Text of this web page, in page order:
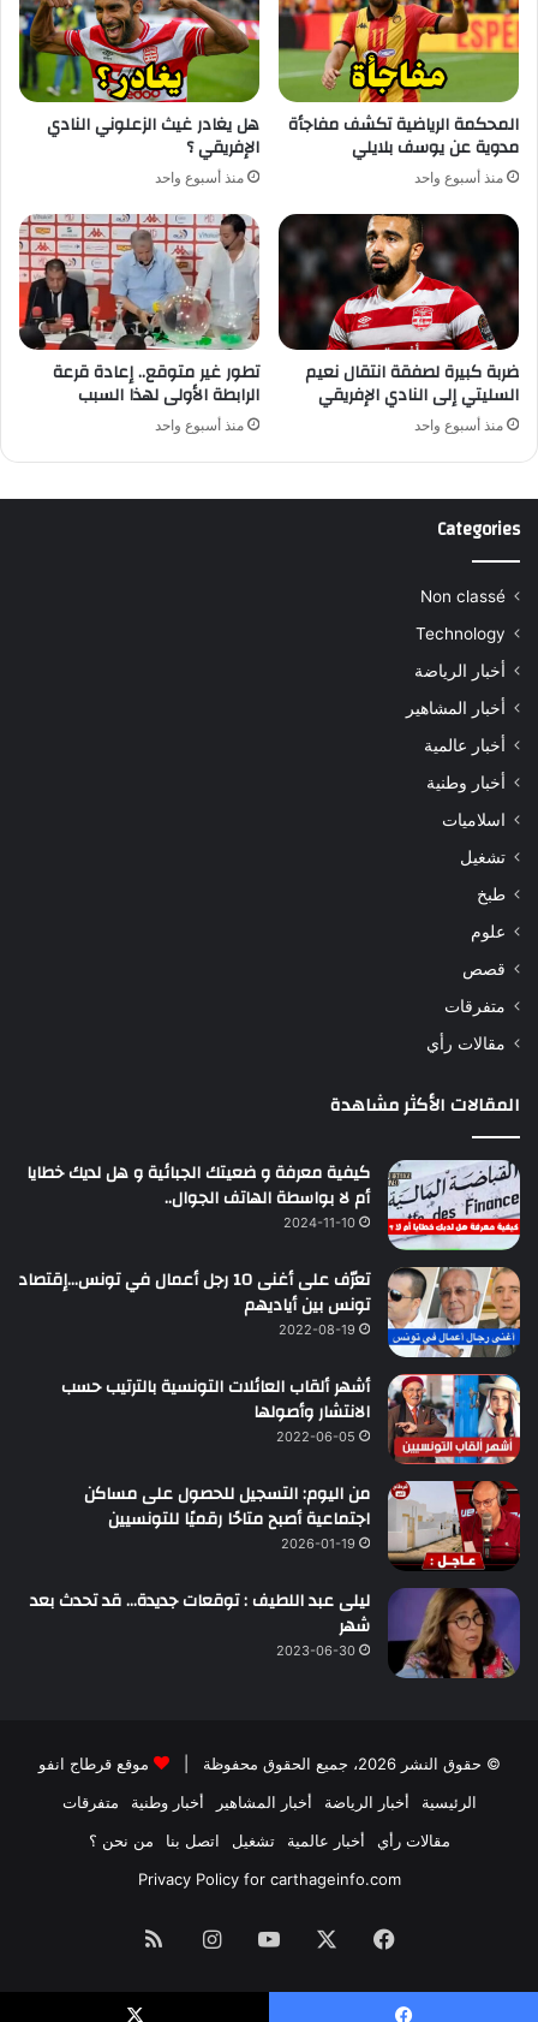
المحكمة الرياضية تكشف مفاجأة
مدوية عن يوسف بلايلي
منذ أسبوع واحد
هل يغادر غيث الزعلوني النادي
الإفريقي ؟
منذ أسبوع واحد
ضربة كبيرة لصفقة انتقال نعيم
السليتي إلى النادي الإفريقي
منذ أسبوع واحد
تطور غير متوقع.. إعادة قرعة
الرابطة الأولى لهذا السبب
منذ أسبوع واحد
Categories
Non classé
Technology
أخبار الرياضة
أخبار المشاهير
أخبار عالمية
أخبار وطنية
اسلاميات
تشغيل
طبخ
علوم
قصص
متفرقات
مقالات رأي
المقالات الأكثر مشاهدة
كيفية معرفة و ضعيتك الجبائية و هل لديك خطايا
أم لا بواسطة الهاتف الجوال..
2024-11-10
تعرّف على أغنى 10 رجل أعمال في تونس…إقتصاد
تونس بين أياديهم
2022-08-19
أشهر ألقاب العائلات التونسية بالترتيب حسب
الانتشار وأصولها
2022-06-05
من اليوم: التسجيل للحصول على مساكن
اجتماعية أصبح متاحًا رقميًا للتونسيين
2026-01-19
ليلى عبد اللطيف : توقعات جديدة… قد تحدث بعد
شهر
2023-06-30
© حقوق النشر 2026، جميع الحقوق محفوظة |
موقع قرطاج انفو
الرئيسية
أخبار الرياضة أخبار المشاهير أخبار وطنية
متفرقات
مقالات رأي
أخبار عالمية تشغيل اتصل بنا
من نحن ؟
Privacy Policy for carthageinfo.com
فيسبوك ‫YouTubeانستقرام
الموقع